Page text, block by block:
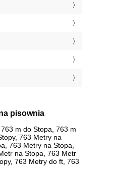
pisownia
m do Stopa, 763 m
763 Metry na
763 Metry na Stopa,
na Stopa, 763 Metr
763 Metry do ft, 763